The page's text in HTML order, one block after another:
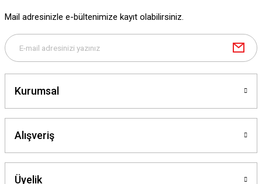
Mail adresinizle e-bültenimize kayıt olabilirsiniz.
Kurumsal
Alışveriş
Üyelik